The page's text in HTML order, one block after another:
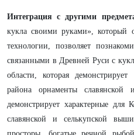
Интеграция с другими
кукла своими руками», который
технологии, позволяет
связанными в Древней Руси с
области, которая
района орнаменты
демонстрирует характерные для
славянской и селькупской